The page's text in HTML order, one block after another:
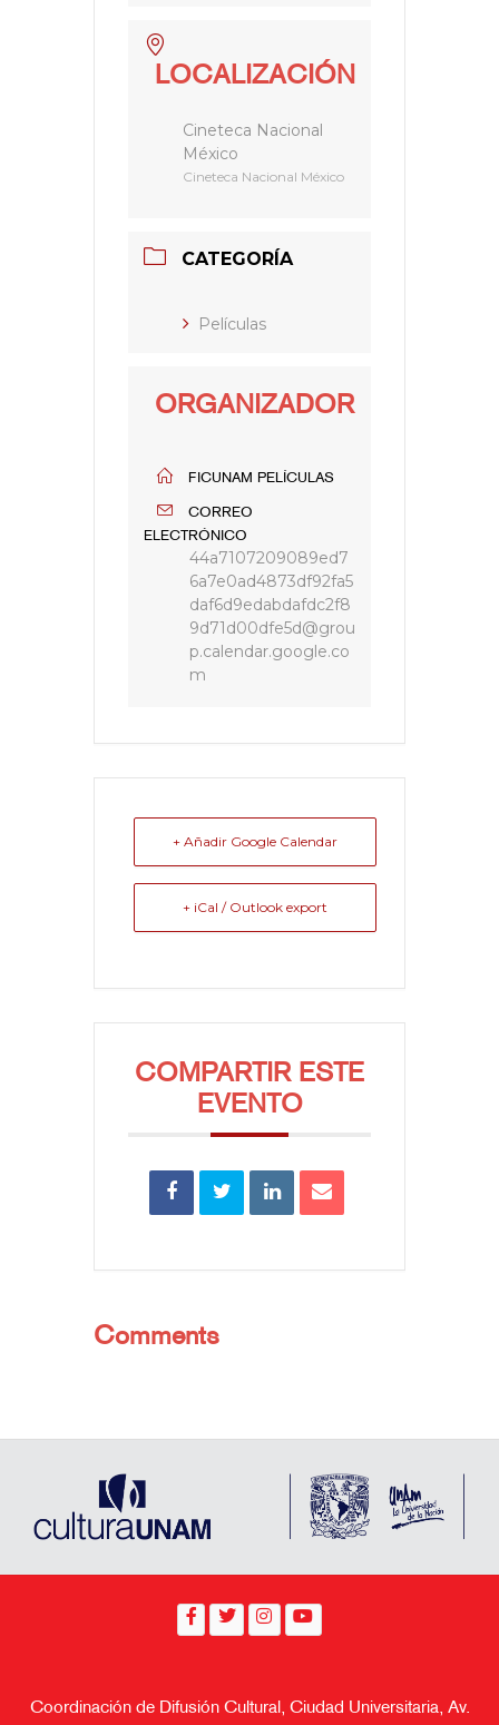
LOCALIZACIÓN
Cineteca Nacional
México
Cineteca Nacional México
CATEGORÍA
Películas
ORGANIZADOR
FICUNAM PELÍCULAS
CORREO
ELECTRÓNICO
44a7107209089ed7
6a7e0ad4873df92fa5
daf6d9edabdafdc2f8
9d71d00dfe5d@grou
p.calendar.google.co
m
+ Añadir Google Calendar
+ iCal / Outlook export
COMPARTIR ESTE
EVENTO
Comments
Coordinación de Difusión Cultural, Ciudad Universitaria, Av.